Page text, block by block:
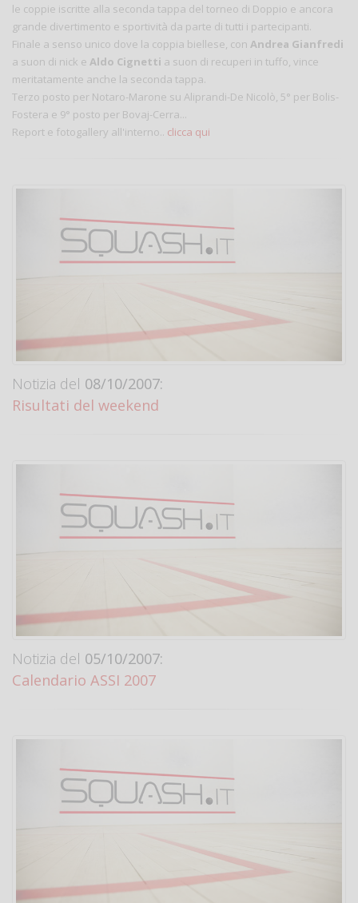
le coppie iscritte alla seconda tappa del torneo di Doppio e ancora
grande divertimento e sportività da parte di tutti i partecipanti.
Finale a senso unico dove la coppia biellese, con Andrea Gianfredi
a suon di nick e Aldo Cignetti a suon di recuperi in tuffo, vince
meritatamente anche la seconda tappa.
Terzo posto per Notaro-Marone su Aliprandi-De Nicolò, 5° per Bolis-
Fostera e 9° posto per Bovaj-Cerra...
Report e fotogallery all'interno.. clicca qui
Notizia del 08/10/2007:
Risultati del weekend
Notizia del 05/10/2007:
Calendario ASSI 2007